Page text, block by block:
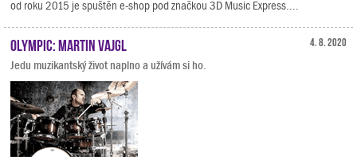
od roku 2015 je spuštěn e-shop pod značkou 3D Music Express....
4. 8. 2020
Olympic: Martin Vajgl
Jedu muzikantský život naplno a užívám si ho.